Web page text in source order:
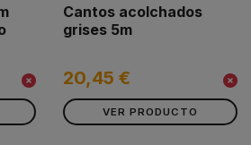
Cantos acolchados
grises 5m
20,45 €
VER PRODUCTO